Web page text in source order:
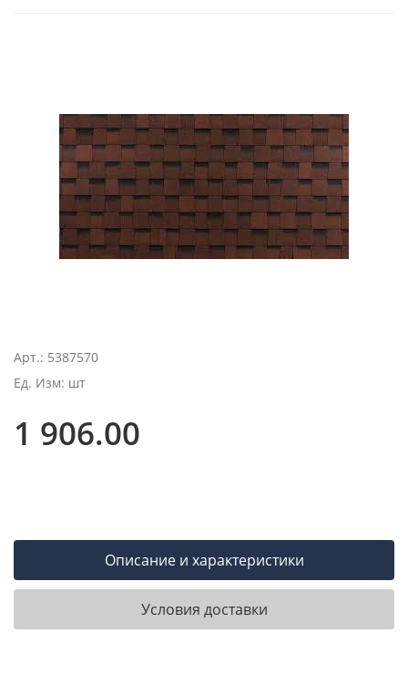
Арт.: 5387570
Ед. Изм: шт
1 906.00
Описание и характеристики
Условия доставки